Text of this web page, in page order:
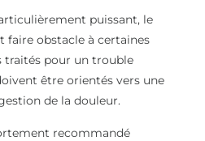
puissant, le
faire obstacle à certaines
traités pour un trouble
être orientés vers une
de la douleur.
recommandé